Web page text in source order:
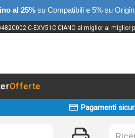
al 25% su Compatibili e 5% su
C-EXV51C CIANO al miglior al miglior
Offerte
Pagamenti